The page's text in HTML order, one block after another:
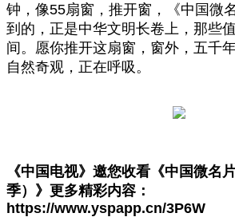
钟，像55扇窗，推开窗，《中国微
到的，正是中华文明长卷上，那些
间。愿你推开这扇窗，窗外，五千
自然奇观，正在呼吸。
《中国电视》邀您收看 《中国微名
季）》 更多精彩内容：
https://www.yspapp.cn/3P6W